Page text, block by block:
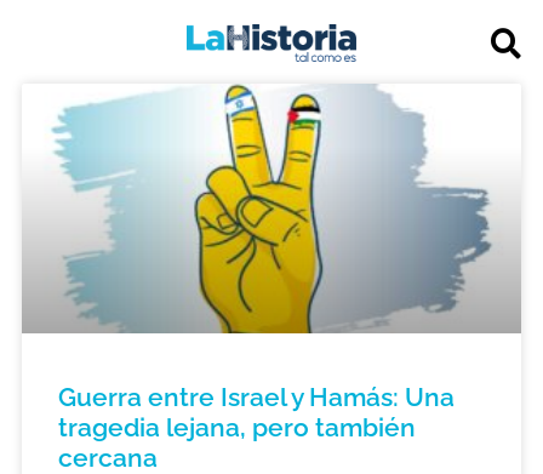
Guerra entre Israel y Hamás: Una
tragedia lejana, pero también
cercana